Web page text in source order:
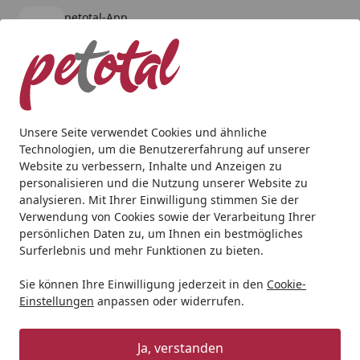
Unsere Seite verwendet Cookies und ähnliche
Technologien, um die Benutzererfahrung auf unserer
Website zu verbessern, Inhalte und Anzeigen zu
personalisieren und die Nutzung unserer Website zu
analysieren. Mit Ihrer Einwilligung stimmen Sie der
Verwendung von Cookies sowie der Verarbeitung Ihrer
persönlichen Daten zu, um Ihnen ein bestmögliches
Surferlebnis und mehr Funktionen zu bieten.
Sie können Ihre Einwilligung jederzeit in den Cookie-
Einstellungen anpassen oder widerrufen.
Ja, verstanden
petotal-App
kostenlos - Im App Store
Alle Produkte
Mein Konto
Suchen
Startseite
Hund Hundenassfutter Dogs'n Tiger Dogs'n Tiger
Dogs'n Tiger 800g Dose
Hundenassfutter
BALD VERGRIFFEN